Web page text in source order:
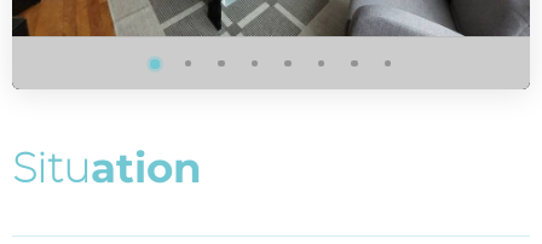
Situation